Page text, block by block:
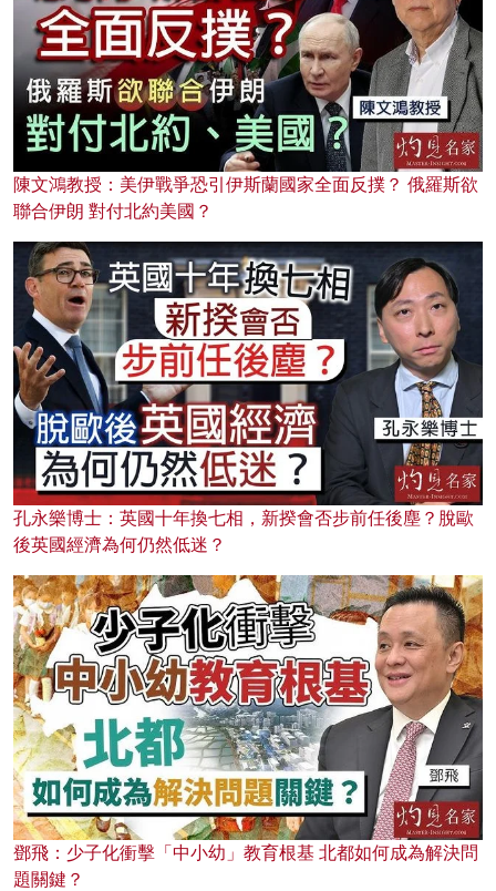
陳文鴻教授：美伊戰爭恐引伊斯蘭國家全面反撲？ 俄羅斯欲
聯合伊朗 對付北約美國？
孔永樂博士：英國十年換七相，新揆會否步前任後塵？脫歐
後英國經濟為何仍然低迷？
鄧飛：少子化衝擊「中小幼」教育根基 北都如何成為解決問
題關鍵？